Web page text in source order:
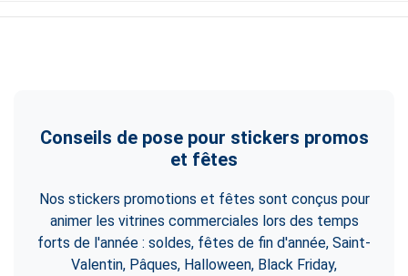
Conseils de pose pour stickers promos
et fêtes
Nos stickers promotions et fêtes sont conçus pour
animer les vitrines commerciales lors des temps
forts de l'année : soldes, fêtes de fin d'année, Saint-
Valentin, Pâques, Halloween, Black Friday,